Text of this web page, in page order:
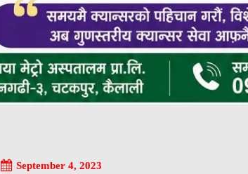
September 4, 2023